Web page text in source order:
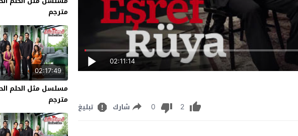
02:11:14
2
0 شارك تبليغ
مترجم
02:17:49
مترجم